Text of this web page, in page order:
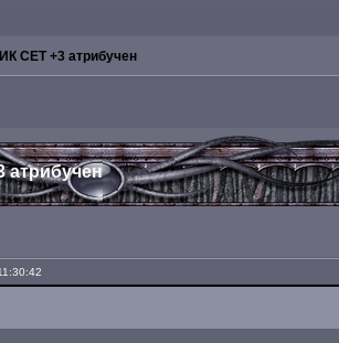
СЕТ +3 атрибучен